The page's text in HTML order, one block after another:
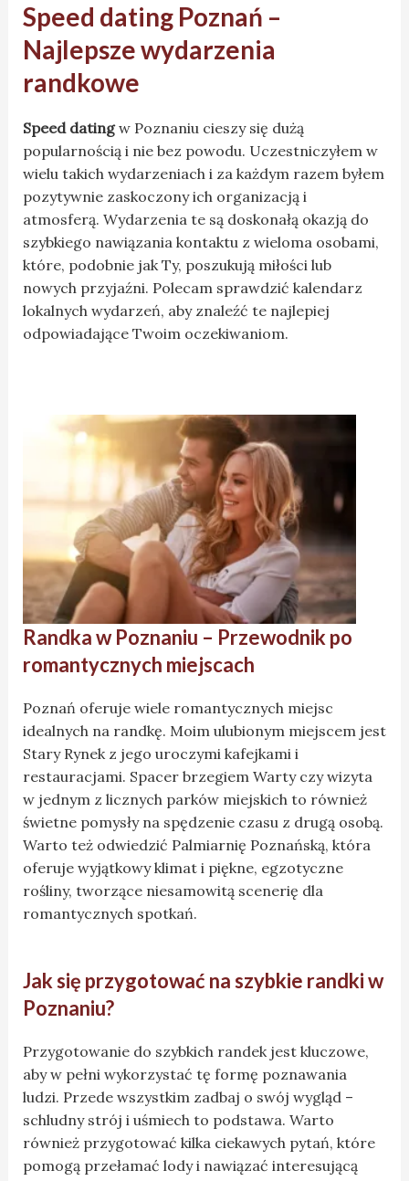
Speed dating Poznań –
Najlepsze wydarzenia
randkowe
Speed datingw Poznaniu cieszy się dużą
popularnością i nie bez powodu. Uczestniczyłem w
wielu takich wydarzeniach i za każdym razem byłem
pozytywnie zaskoczony ich organizacją i
atmosferą. Wydarzenia te są doskonałą okazją do
szybkiego nawiązania kontaktu z wieloma osobami,
które, podobnie jak Ty, poszukują miłości lub
nowych przyjaźni. Polecam sprawdzić kalendarz
lokalnych wydarzeń, aby znaleźć te najlepiej
odpowiadające Twoim oczekiwaniom.
Randka w Poznaniu – Przewodnik po
romantycznych miejscach
Poznań oferuje wiele romantycznych miejsc
idealnych na randkę. Moim ulubionym miejscem jest
Stary Rynek z jego uroczymi kafejkami i
restauracjami. Spacer brzegiem Warty czy wizyta
w jednym z licznych parków miejskich to również
świetne pomysły na spędzenie czasu z drugą osobą.
Warto też odwiedzić Palmiarnię Poznańską, która
oferuje wyjątkowy klimat i piękne, egzotyczne
rośliny, tworzące niesamowitą scenerię dla
romantycznych spotkań.
Jak się przygotować na szybkie randki w
Poznaniu?
Przygotowanie do szybkich randek jest kluczowe,
aby w pełni wykorzystać tę formę poznawania
ludzi. Przede wszystkim zadbaj o swój wygląd –
schludny strój i uśmiech to podstawa. Warto
również przygotować kilka ciekawych pytań, które
pomogą przełamać lody i nawiązać interesującą